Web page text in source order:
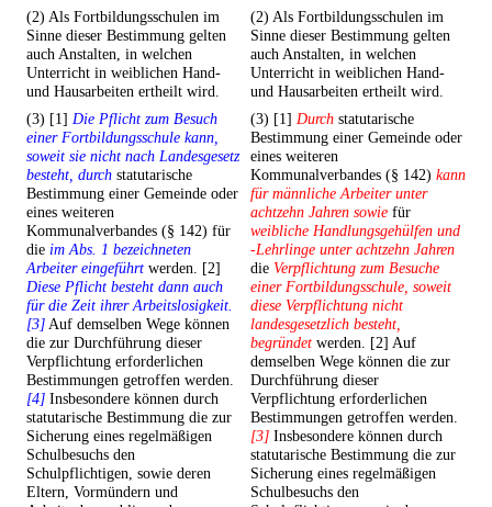
(2) Als Fortbildungsschulen im
Sinne dieser Bestimmung gelten
auch Anstalten, in welchen
Unterricht in weiblichen Hand-
und Hausarbeiten ertheilt wird.
(2) Als Fortbildungsschulen im
Sinne dieser Bestimmung gelten
auch Anstalten, in welchen
Unterricht in weiblichen Hand-
und Hausarbeiten ertheilt wird.
(3) [1] Die Pflicht zum Besuch
einer Fortbildungsschule kann,
soweit sie nicht nach Landesgesetz
besteht, durch statutarische
Bestimmung einer Gemeinde oder
eines weiteren
Kommunalverbandes (§ 142) für
die im Abs. 1 bezeichneten
Arbeiter eingeführt werden. [2]
Diese Pflicht besteht dann auch
für die Zeit ihrer Arbeitslosigkeit.
[3]Auf demselben Wege können
die zur Durchführung dieser
Verpflichtung erforderlichen
Bestimmungen getroffen werden.
[4] Insbesondere können durch
statutarische Bestimmung die zur
Sicherung eines regelmäßigen
Schulbesuchs den
Schulpflichtigen, sowie deren
Eltern, Vormündern und
(3) [1] Durch statutarische
Bestimmung einer Gemeinde oder
eines weiteren
Kommunalverbandes (§ 142) kann
für männliche Arbeiter unter
achtzehn Jahren sowie für
weibliche Handlungsgehülfen und
-Lehrlinge unter achtzehn Jahren
die Verpflichtung zum Besuche
einer Fortbildungsschule, soweit
diese Verpflichtung nicht
landesgesetzlich besteht,
begründet werden. [2] Auf
demselben Wege können die zur
Durchführung dieser
Verpflichtung erforderlichen
Bestimmungen getroffen werden.
[3] Insbesondere können durch
statutarische Bestimmung die zur
Sicherung eines regelmäßigen
Schulbesuchs den